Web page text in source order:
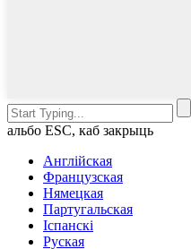
альбо ESC, каб закрыць
Англійская
Французская
Нямецкая
Партугальская
Іспанскі
Руская